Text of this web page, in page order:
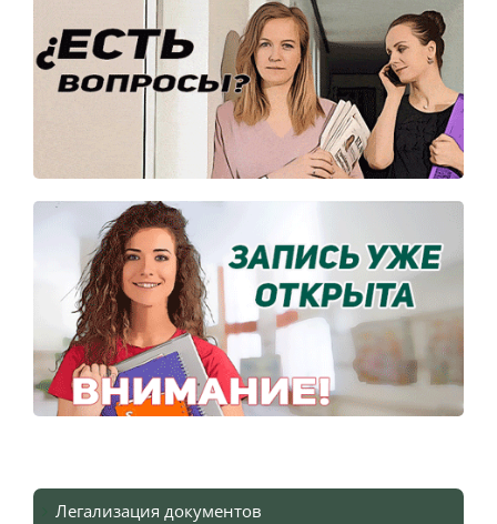
Легализация документов